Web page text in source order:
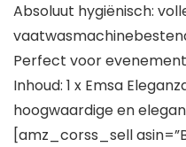
Absoluut hygiënisch:
Perfect voor
Inhoud: 1 x Emsa
hoogwaardige en
[amz_corss_sell